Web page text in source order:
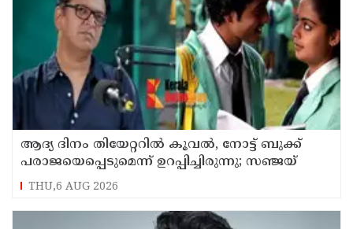
ആദ്യ ദിനം തിയേറ്ററില്‍ കൂവല്‍, നോട്ട് ബുക്ക്
പരാജയെപ്പെടുമെന്ന് ഉറപ്പിച്ചിരുന്നു; സഞ്ജയ്
THU,6 AUG 2026